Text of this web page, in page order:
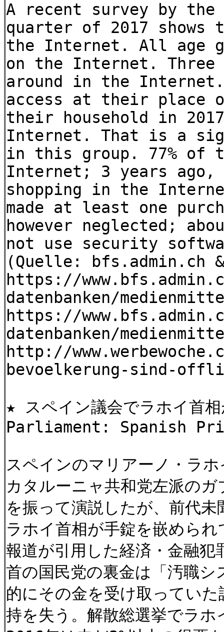
A recent survey by
quarter of 2017
the Internet. All age
on the Internet. Three
around in the
access at their place
their household in
Internet. That is a
in this group. 77% of
Internet; 3 years ago,
shopping in the
made at least one
however neglected;
not use security
(Quelle: bfs.admin.ch
https://
datenbanken/
https://
datenbanken/
http://
bevoelkerung-sind-
★ スペイン議会でラホイ首
Parliament: Spanish
スペインのマリアーノ・ラ
カタルーニャ共和党左派の
を振って演説したが、前代
ラホイ首相が手錠を嵌めら
報道が引用した経済・金融
首の国民党の裏金は「汚職
的にその金を受け取ってい
持を失う。解散総選挙でラホ